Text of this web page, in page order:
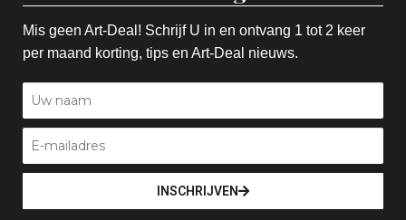
Mis geen Art-Deal! Schrijf U in en ontvang 1 tot 2 keer
per maand korting, tips en Art-Deal nieuws.
INSCHRIJVEN